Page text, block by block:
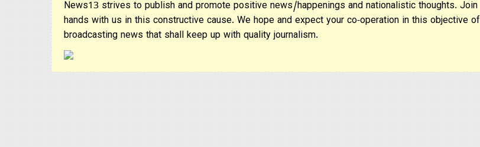
News13 strives to publish and promote positive news/happenings and nationalistic thoughts. Join
hands with us in this constructive cause. We hope and expect your co-operation in this objective of
broadcasting news that shall keep up with quality journalism.